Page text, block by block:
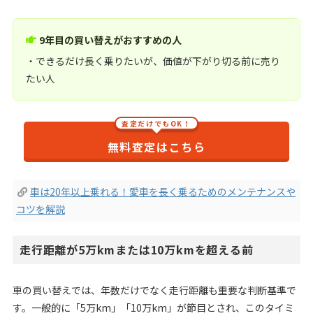
9年目の買い替えがおすすめの人
・できるだけ長く乗りたいが、価値が下がり切る前に売り
たい人
査定だけでもOK！
無料査定はこちら
車は20年以上乗れる！愛車を長く乗るためのメンテナンスや
コツを解説
走行距離が5万kmまたは10万kmを超える前
車の買い替えでは、年数だけでなく走行距離も重要な判断基準で
す。一般的に「5万km」「10万km」が節目とされ、このタイミ